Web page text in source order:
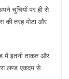
चुचियों पर ही से
की तरह मोटा और
में इतनी ताकत और
लण्ड एकदम से